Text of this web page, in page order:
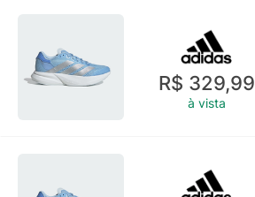
R$ 329,99
à vista